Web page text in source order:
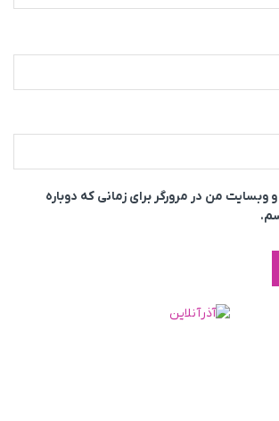
وبسایت من در مرورگر برای زمانی که دوباره